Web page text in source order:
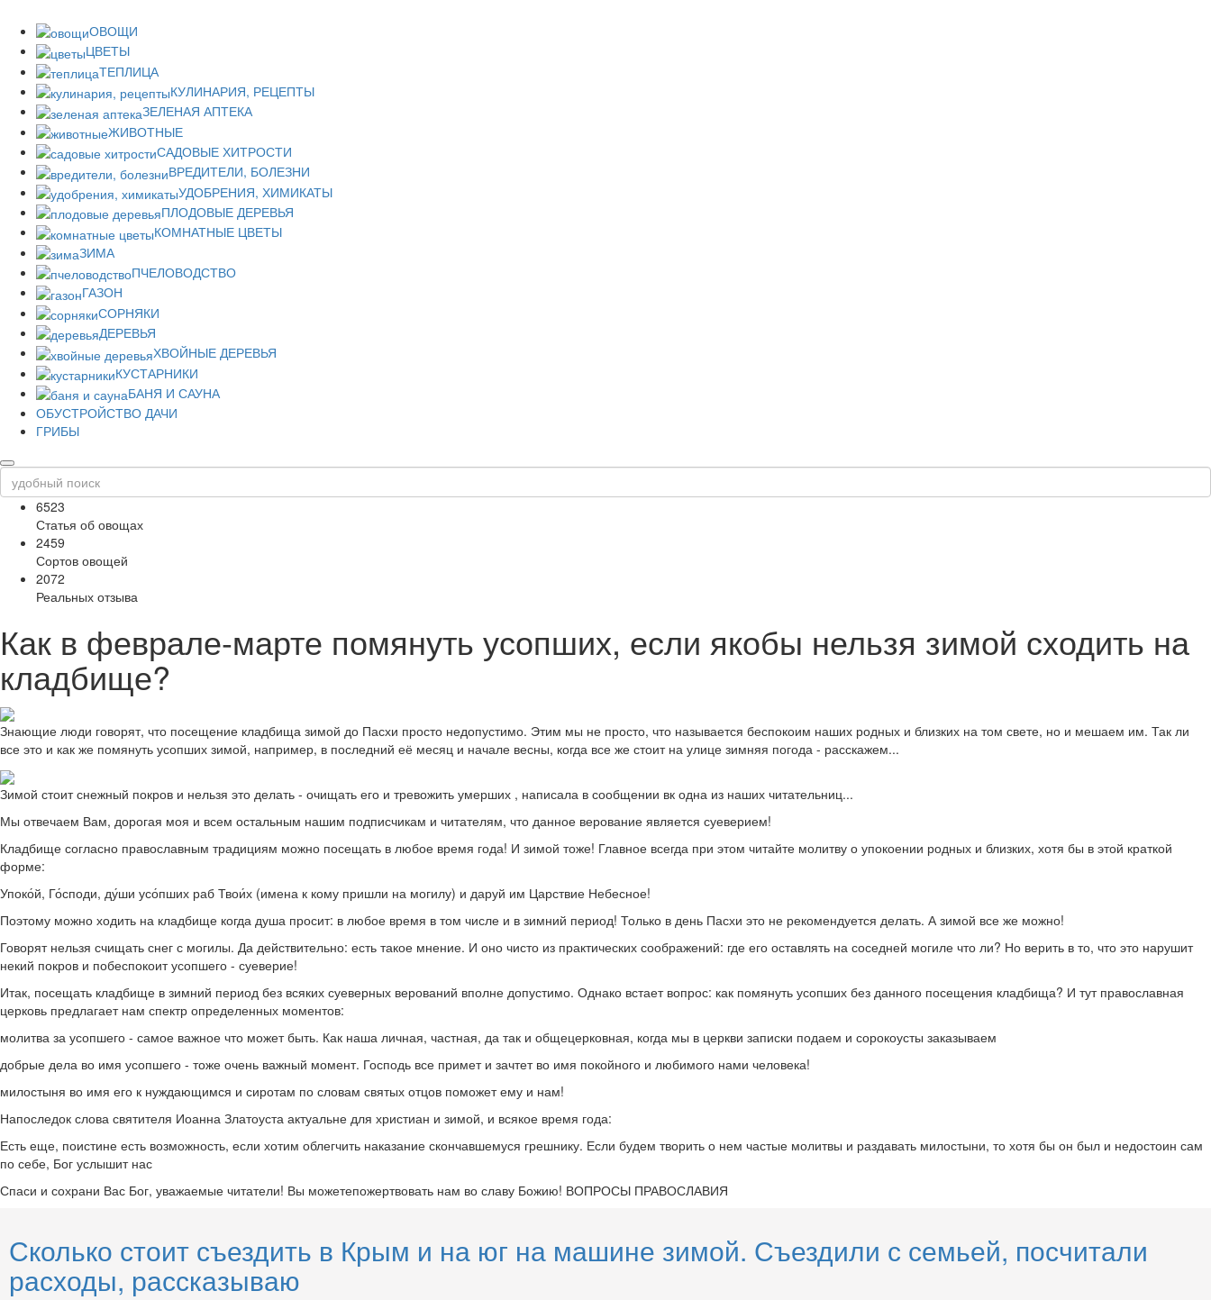
ОВОЩИ
ЦВЕТЫ
ТЕПЛИЦА
КУЛИНАРИЯ, РЕЦЕПТЫ
ЗЕЛЕНАЯ АПТЕКА
ЖИВОТНЫЕ
САДОВЫЕ ХИТРОСТИ
ВРЕДИТЕЛИ, БОЛЕЗНИ
УДОБРЕНИЯ, ХИМИКАТЫ
ПЛОДОВЫЕ ДЕРЕВЬЯ
КОМНАТНЫЕ ЦВЕТЫ
ЗИМА
ПЧЕЛОВОДСТВО
ГАЗОН
СОРНЯКИ
ДЕРЕВЬЯ
ХВОЙНЫЕ ДЕРЕВЬЯ
КУСТАРНИКИ
БАНЯ И САУНА
ОБУСТРОЙСТВО ДАЧИ
ГРИБЫ
6523
Статья об овощах
2459
Сортов овощей
2072
Реальных отзыва
Как в феврале-марте помянуть усопших, если якобы нельзя зимой сходить на
кладбище?
Знающие люди говорят, что посещение кладбища зимой до Пасхи просто недопустимо. Этим мы не просто, что называется беспокоим наших родных и близких на том свете, но и мешаем им. Так ли
все это и как же помянуть усопших зимой, например, в последний её месяц и начале весны, когда все же стоит на улице зимняя погода - расскажем...
Зимой стоит снежный покров и нельзя это делать - очищать его и тревожить умерших , написала в сообщении вк одна из наших читательниц...
Мы отвечаем Вам, дорогая моя и всем остальным нашим подписчикам и читателям, что данное верование является суеверием!
Кладбище согласно православным традициям можно посещать в любое время года! И зимой тоже! Главное всегда при этом читайте молитву о упокоении родных и близких, хотя бы в этой краткой
форме:
Упоко́й, Го́споди, ду́ши усо́пших раб Твои́х (имена к кому пришли на могилу) и даруй им Царствие Небесное!
Поэтому можно ходить на кладбище когда душа просит: в любое время в том числе и в зимний период! Только в день Пасхи это не рекомендуется делать. А зимой все же можно!
Говорят нельзя счищать снег с могилы. Да действительно: есть такое мнение. И оно чисто из практических соображений: где его оставлять на соседней могиле что ли? Но верить в то, что это нарушит
некий покров и побеспокоит усопшего - суеверие!
Итак, посещать кладбище в зимний период без всяких суеверных верований вполне допустимо. Однако встает вопрос: как помянуть усопших без данного посещения кладбища? И тут православная
церковь предлагает нам спектр определенных моментов:
молитва за усопшего - самое важное что может быть. Как наша личная, частная, да так и общецерковная, когда мы в церкви записки подаем и сорокоусты заказываем
добрые дела во имя усопшего - тоже очень важный момент. Господь все примет и зачтет во имя покойного и любимого нами человека!
милостыня во имя его к нуждающимся и сиротам по словам святых отцов поможет ему и нам!
Напоследок слова святителя Иоанна Златоуста актуальне для христиан и зимой, и всякое время года:
Есть еще, поистине есть возможность, если хотим облегчить наказание скончавшемуся грешнику. Если будем творить о нем частые молитвы и раздавать милостыни, то хотя бы он был и недостоин сам
по себе, Бог услышит нас
Спаси и сохрани Вас Бог, уважаемые читатели! Вы можетепожертвовать нам во славу Божию! ВОПРОСЫ ПРАВОСЛАВИЯ
Сколько стоит съездить в Крым и на юг на машине зимой. Съездили с семьей, посчитали
расходы, рассказываю